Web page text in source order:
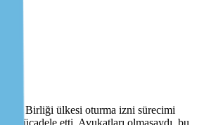
Birliği ülkesi oturma izni sürecimi
mücadele etti. Avukatları olmasaydı, bu